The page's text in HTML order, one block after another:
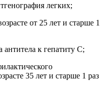
легких;
от 25 лет и старше 1
к гепатиту С;
35 лет и старше 1 раз